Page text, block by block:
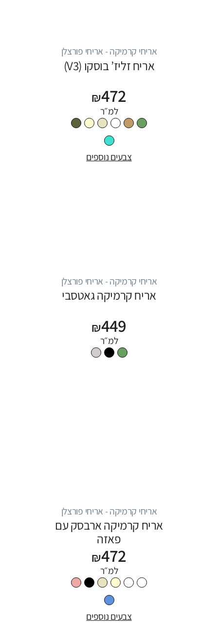
אריחי קרמיקה - אריחי פורצלן
אריח זליז’ בוסקו (V3)
₪472
למ״ר
צבעים נוספים
אריחי קרמיקה - אריחי פורצלן
אריח קרמיקה גאטסבי
₪449
למ״ר
אריחי קרמיקה - אריחי פורצלן
אריח קרמיקה ארבסק עם
פאזה
₪472
למ״ר
צבעים נוספים